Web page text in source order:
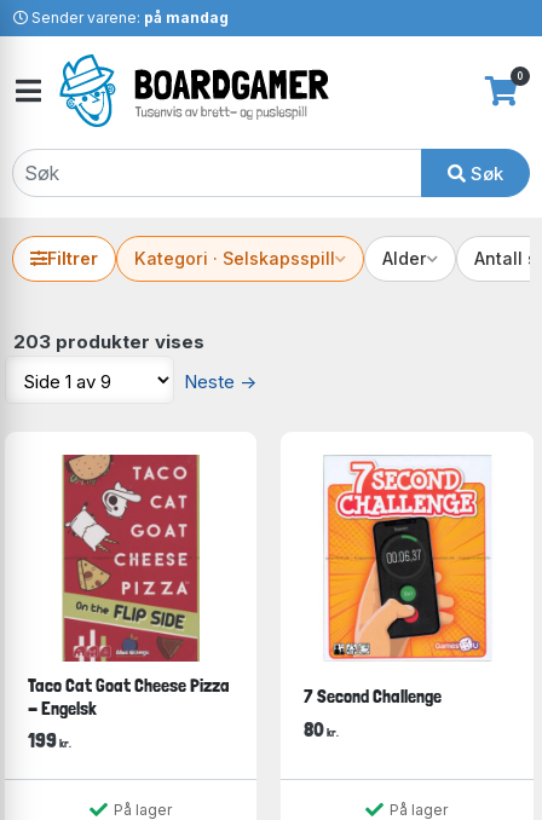
Sender varene: på mandag
Søk
0
Filtrer Kategori · Selskapsspill Alder Antall
203 produkter vises
Neste →
Taco Cat Goat Cheese Pizza
- Engelsk
199 kr.
På lager
7 Second Challenge
80kr.
På lager